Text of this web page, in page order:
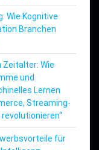
Wie Kognitive
Branchen
Zeitalter: Wie
und
Lernen
Streaming-
für